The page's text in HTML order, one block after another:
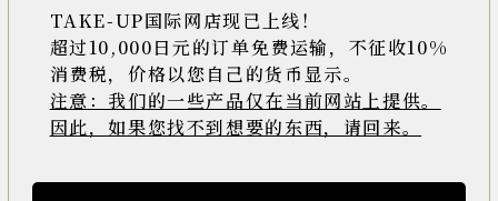
登
録
>>
Online
TAKE-UP国际网店现已上线！
超过10,000日元的订单免费运输，不征收10%
消费税，价格以您自己的货币显示。
注意：我们的一些产品仅在当前网站上提供。
因此，如果您找不到想要的东西，请回来。